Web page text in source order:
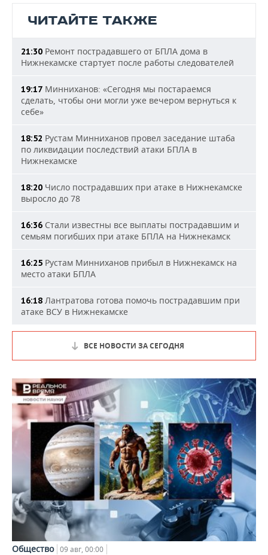
ЧИТАЙТЕ ТАКЖЕ
21:30 Ремонт пострадавшего от БПЛА дома в
Нижнекамске стартует после работы следователей
19:17 Минниханов: «Сегодня мы постараемся
сделать, чтобы они могли уже вечером вернуться к
себе»
18:52 Рустам Минниханов провел заседание штаба
по ликвидации последствий атаки БПЛА в
Нижнекамске
18:20 Число пострадавших при атаке в Нижнекамске
выросло до 78
16:36 Стали известны все выплаты пострадавшим и
семьям погибших при атаке БПЛА на Нижнекамск
16:25 Рустам Минниханов прибыл в Нижнекамск на
место атаки БПЛА
16:18 Лантратова готова помочь пострадавшим при
атаке ВСУ в Нижнекамске
ВСЕ НОВОСТИ ЗА СЕГОДНЯ
Общество 09 авг, 00:00